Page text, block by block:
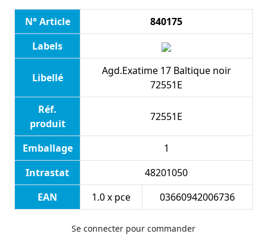
N° Article
840175
Labels
Libellé
Agd.Exatime 17 Baltique noir
72551E
Réf.
produit
72551E
Emballage
1
Intrastat
48201050
EAN
1.0 x pce 03660942006736
Se connecter pour commander